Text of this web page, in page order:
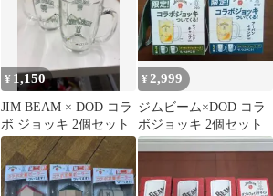
¥ 1,150
JIM BEAM × DOD コラ
ボ ジョッキ 2個セット
¥ 2,999
ジムビーム×DOD コラ
ボジョッキ 2個セット